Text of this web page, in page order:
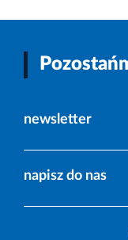
newsletter
napisz do nas